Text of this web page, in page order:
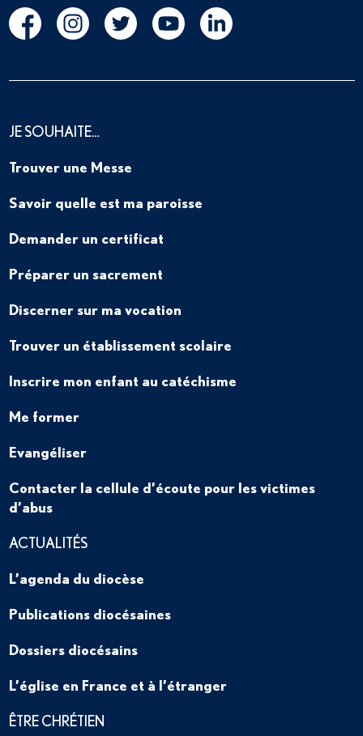
JE SOUHAITE…
Trouver une Messe
Savoir quelle est ma paroisse
Demander un certificat
Préparer un sacrement
Discerner sur ma vocation
Trouver un établissement scolaire
Inscrire mon enfant au catéchisme
Me former
Evangéliser
Contacter la cellule d’écoute pour les victimes
d’abus
ACTUALITÉS
L’agenda du diocèse
Publications diocésaines
Dossiers diocésains
L’église en France et à l’étranger
ÊTRE CHRÉTIEN